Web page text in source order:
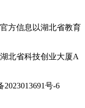
方信息以湖北省教育
北省科技创业大厦A
号-6